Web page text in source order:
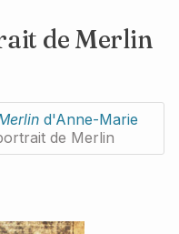
de Merlin
d'Anne-Marie
de Merlin